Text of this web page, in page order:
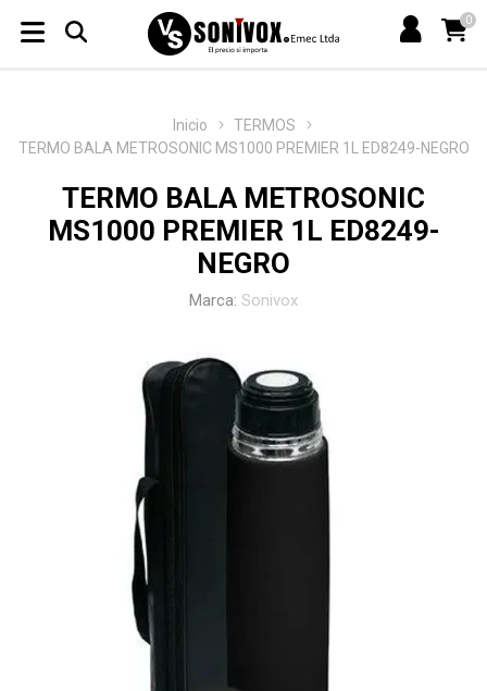
0
Inicio
TERMOS
TERMO BALA METROSONIC MS1000 PREMIER 1L ED8249-NEGRO
TERMO BALA METROSONIC
MS1000 PREMIER 1L ED8249-
NEGRO
Marca: Sonivox